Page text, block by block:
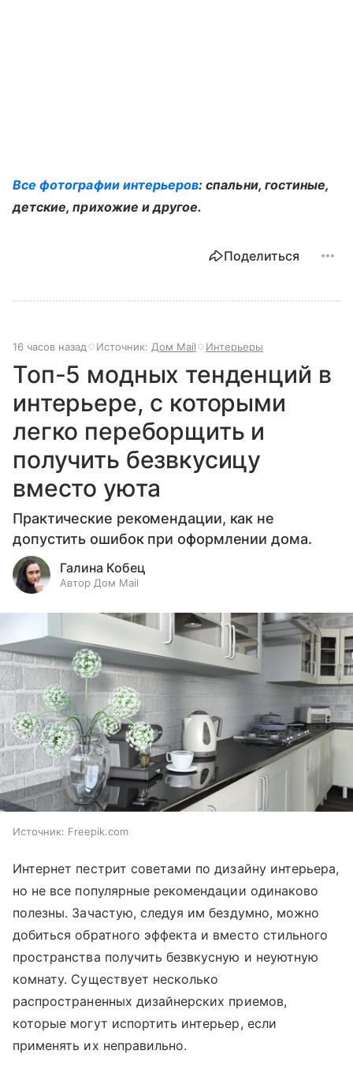
Все фотографии интерьеров: спальни, гостиные,
детские, прихожие и другое.
Поделиться
16 часов назад Источник: Дом Mail Интерьеры
Топ-5 модных тенденций в
интерьере, с которыми
легко переборщить и
получить безвкусицу
вместо уюта
Практические рекомендации, как не
допустить ошибок при оформлении дома.
Галина Кобец
Автор Дом Mail
Источник: Freepik.com
Интернет пестрит советами по дизайну интерьера,
но не все популярные рекомендации одинаково
полезны. Зачастую, следуя им бездумно, можно
добиться обратного эффекта и вместо стильного
пространства получить безвкусную и неуютную
комнату. Существует несколько
распространенных дизайнерских приемов,
которые могут испортить интерьер, если
применять их неправильно.